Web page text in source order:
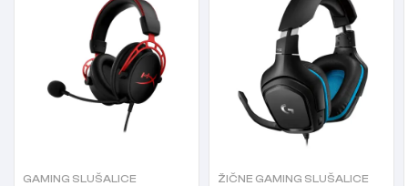
GAMING SLUŠALICE
ŽIČNE GAMING SLUŠALICE